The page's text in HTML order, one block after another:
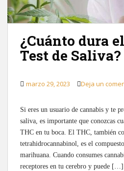
¿Cuánto dura
Test de Saliva?
marzo 29, 2023 Deja un
Si eres un usuario de cannabis y te
saliva, es importante que conozcas
THC en tu boca. El THC, también
tetrahidrocannabinol, es el
marihuana. Cuando consumes
receptores en tu cerebro y puede […]